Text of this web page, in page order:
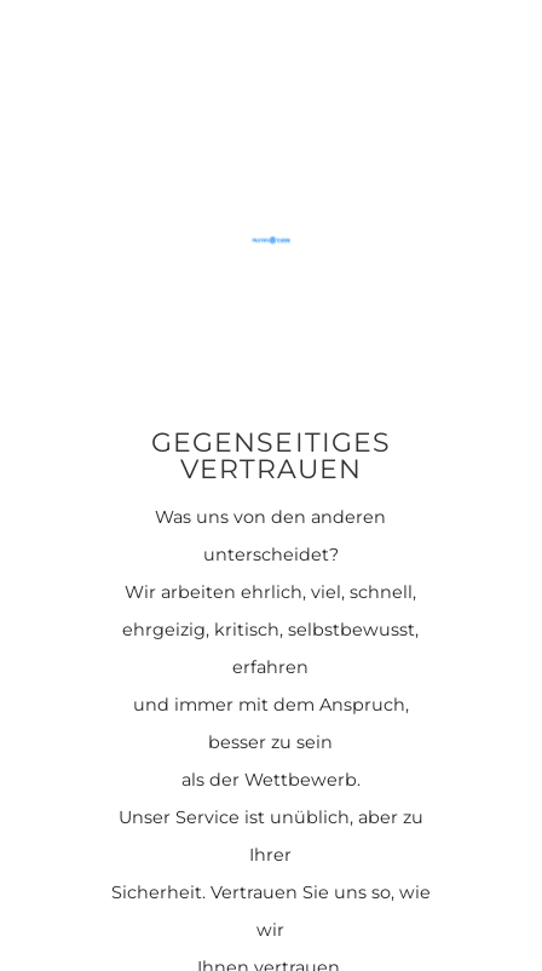
GEGENSEITIGES
VERTRAUEN
Was uns von den anderen
unterscheidet?
Wir arbeiten ehrlich, viel, schnell,
ehrgeizig, kritisch, selbstbewusst,
erfahren
und immer mit dem Anspruch,
besser zu sein
als der Wettbewerb.
Unser Service ist unüblich, aber zu
Ihrer
Sicherheit. Vertrauen Sie uns so, wie
wir